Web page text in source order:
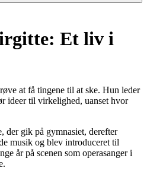
Et liv i
at få tingene til at ske. Hun leder
ideer til virkelighed, uanset hvor
der gik på gymnasiet, derefter
musik og blev introduceret til
år på scenen som operasanger i